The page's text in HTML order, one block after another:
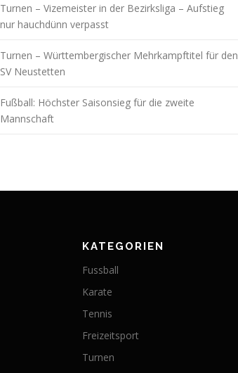
Turnen – Vizemeister in der Bezirksliga – Aufstieg
nur hauchdünn verpasst
Turnen – Württembergischer Mehrkampftitel für den
SV Neustetten
Fußball: Höchster Saisonsieg für die zweite
Mannschaft
KATEGORIEN
Fussball
Karate
Tennis
Freizeitsport
Turnen